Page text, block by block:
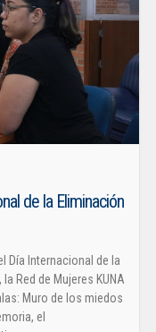
de la Eliminación
Día Internacional de la
Red de Mujeres KUNA
Muro de los miedos
el